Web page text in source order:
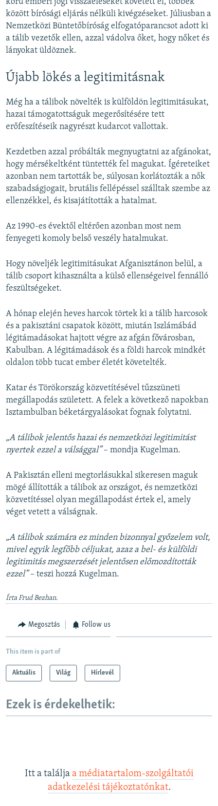
között bírósági eljárás nélküli kivégzéseket. Júliusban a
Nemzetközi Büntetőbíróság elfogatóparancsot adott ki
a tálib vezetők ellen, azzal vádolva őket, hogy nőket és
lányokat üldöznek.
Újabb lökés a legitimitásnak
Még ha a tálibok növelték is külföldön legitimitásukat,
hazai támogatottságuk megerősítésére tett
erőfeszítéseik nagyrészt kudarcot vallottak.
Kezdetben azzal próbálták megnyugtatni az afgánokat,
hogy mérsékeltként tüntették fel magukat. Ígéreteiket
azonban nem tartották be, súlyosan korlátozták a nők
szabadságjogait, brutális fellépéssel szálltak szembe az
ellenzékkel, és kisajátították a hatalmat.
Az 1990-es évektől eltérően azonban most nem
fenyegeti komoly belső veszély hatalmukat.
Hogy növeljék legitimitásukat Afganisztánon belül, a
tálib csoport kihasználta a külső ellenségeivel fennálló
feszültségeket.
A hónap elején heves harcok törtek ki a tálib harcosok
és a pakisztáni csapatok között, miután Iszlámábád
légitámadásokat hajtott végre az afgán fővárosban,
Kabulban. A légitámadások és a földi harcok mindkét
oldalon több tucat ember életét követelték.
Katar és Törökország közvetítésével tűzszüneti
megállapodás született. A felek a következő napokban
Isztambulban béketárgyalásokat fognak folytatni.
„A tálibok jelentős hazai és nemzetközi legitimitást
nyertek ezzel a válsággal”– mondja Kugelman.
A Pakisztán elleni megtorlásukkal sikeresen maguk
mögé állították a tálibok az országot, és nemzetközi
közvetítéssel olyan megállapodást értek el, amely
véget vetett a válságnak.
„A tálibok számára ez minden bizonnyal győzelem volt,
mivel egyik legfőbb céljukat, azaz a bel- és külföldi
legitimitás megszerzését jelentősen előmozdították
ezzel”– teszi hozzá Kugelman.
Írta Frud Bezhan.
Megosztás Follow us
This item is part of
Aktuális Világ Hírlevél
Ezek is érdekelhetik:
Itt a találja a médiatartalom-szolgáltatói
adatkezelési tájékoztatónkat.